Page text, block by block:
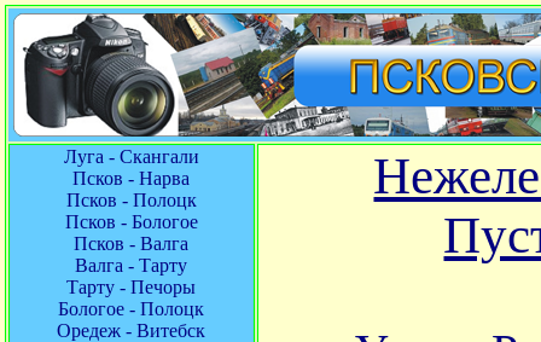
Луга - Скангали
Псков - Нарва
Псков - Полоцк
Псков - Бологое
Псков - Валга
Валга - Тарту
Тарту - Печоры
Бологое - Полоцк
Оредеж - Витебск